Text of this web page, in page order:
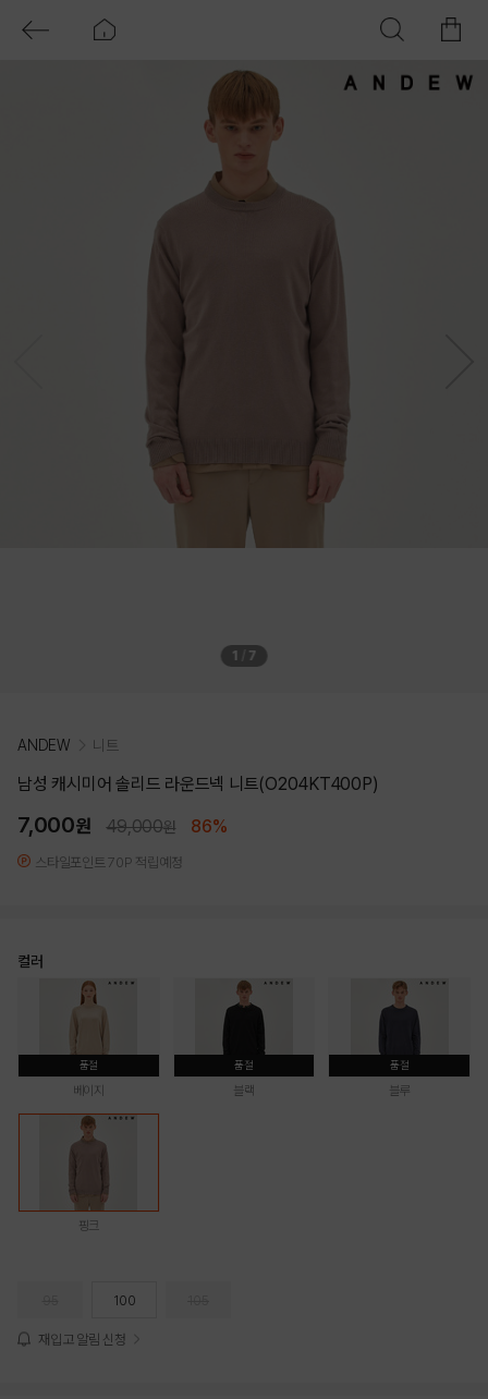
1 7
ANDEW 니트
남성 캐시미어 솔리드 라운드넥 니트(O204KT400P)
7,000원 49,000원 86%
스타일포인트 70P 적립예정
컬러
품절
베이지
품절
블랙
품절
블루
핑크
100
재입고 알림 신청